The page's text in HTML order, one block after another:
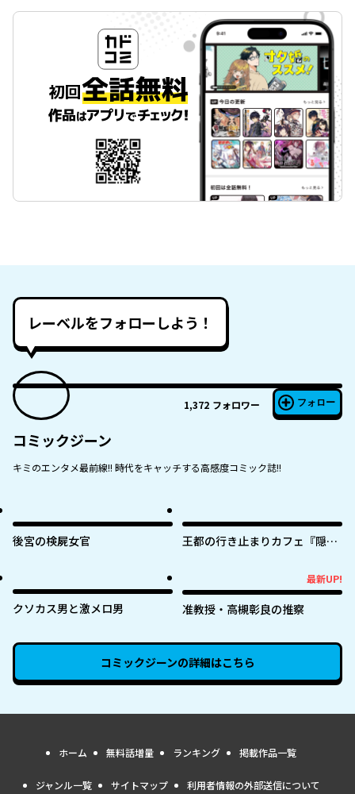
レーベルをフォローしよう！
1,372 フォロワー フォロー
コミックジーン
キミのエンタメ最前線!! 時代をキャッチする高感度コミック誌!!
後宮の検屍女官
王都の行き止まりカフェ『隠れ
た私の店に筆頭文官様がくつろ
ぎに来ます～
クソカス男と激メロ男
最新UP!
准教授・高槻彰良の推察
コミックジーンの詳細はこちら
ホーム 無料話増量 ランキング 掲載作品一覧
ジャンル一覧 サイトマップ 利用者情報の外部送信について